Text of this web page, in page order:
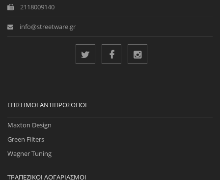
2118009140
info@streetware.gr
ΕΠΊΣΗΜΟΙ ΑΝΤΙΠΡΌΣΩΠΟΙ
Maxton Design
Green Filters
Wagner Tuning
ΤΡΑΠΕΖΙΚΟΊ ΛΟΓΑΡΙΑΣΜΟΊ